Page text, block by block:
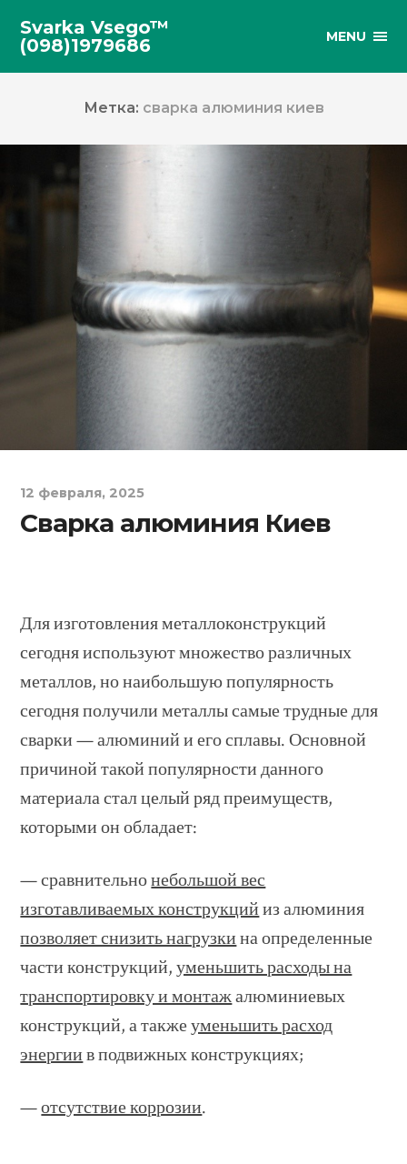
Svarka Vsego™
(098)1979686
MENU
Метка: сварка алюминия киев
12 февраля, 2025
Сварка алюминия Киев
Для изготовления металлоконструкций
сегодня используют множество различных
металлов, но наибольшую популярность
сегодня получили металлы самые трудные для
сварки — алюминий и его сплавы. Основной
причиной такой популярности данного
материала стал целый ряд преимуществ,
которыми он обладает:
— сравнительнонебольшой вес
изготавливаемых конструкцийиз алюминия
позволяет снизить нагрузкина определенные
части конструкций,уменьшить расходы на
транспортировку и монтажалюминиевых
конструкций, а такжеуменьшить расход
энергиив подвижных конструкциях;
—отсутствие коррозии.